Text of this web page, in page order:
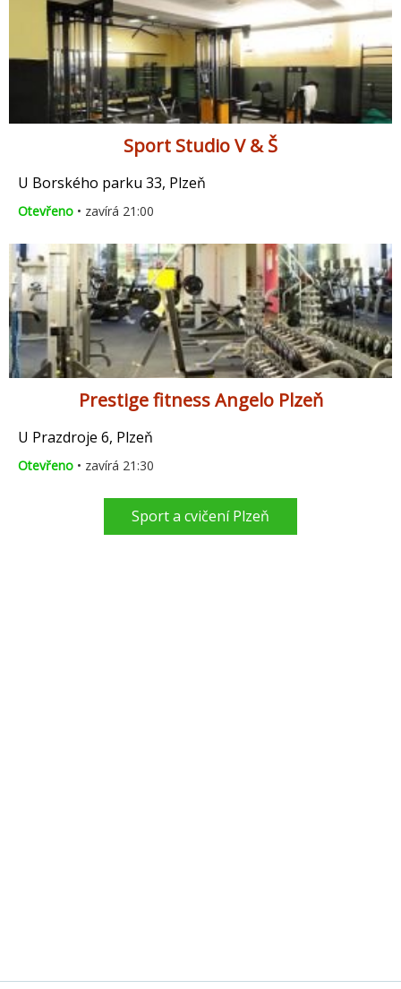
Sport Studio V & Š
U Borského parku 33, Plzeň
Otevřeno • zavírá 21:00
Prestige fitness Angelo Plzeň
U Prazdroje 6, Plzeň
Otevřeno • zavírá 21:30
Sport a cvičení Plzeň